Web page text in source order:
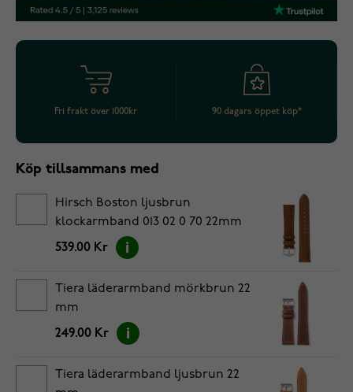
Fri frakt över 1000kr 90 dagars öppet köp*
Köp tillsammans med
Hirsch Boston ljusbrun
klockarmband 013 02 0 70 22mm
539.00 Kr
Tiera läderarmband mörkbrun 22
mm
249.00 Kr
Tiera läderarmband ljusbrun 22